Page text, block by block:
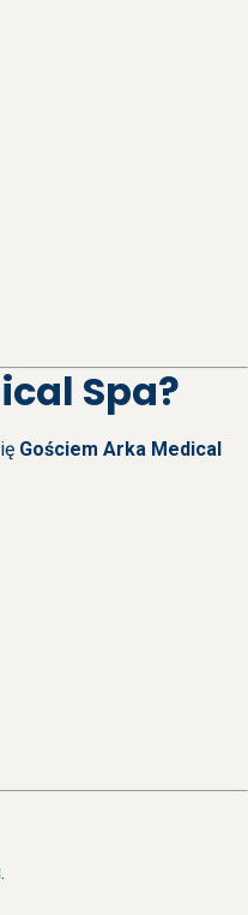
Spa?
Gościem Arka Medical